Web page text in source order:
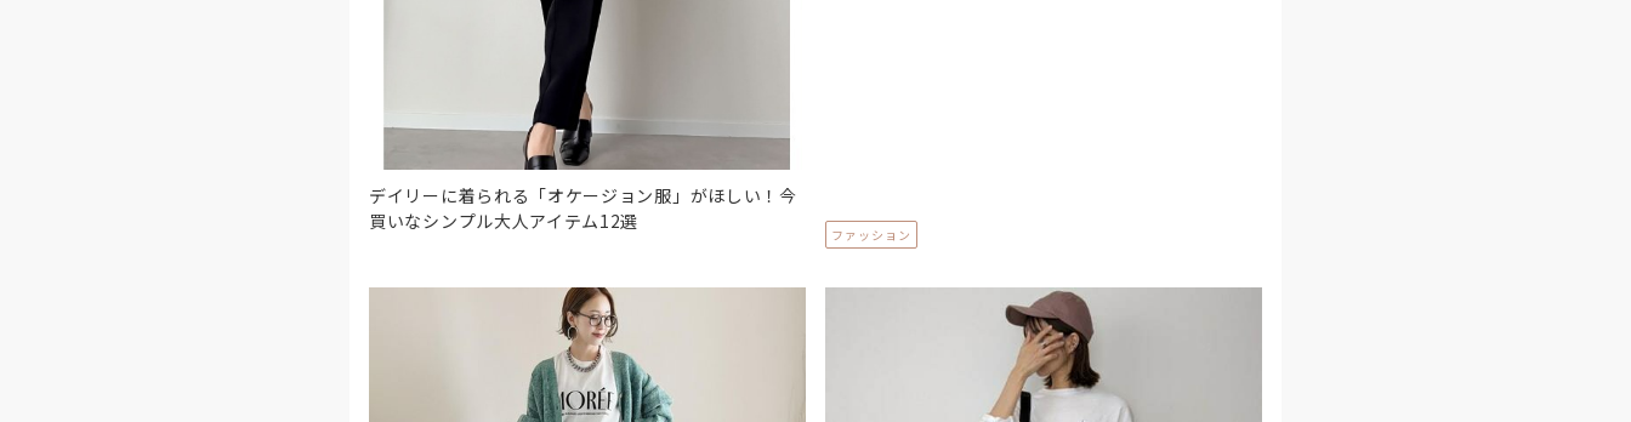
デイリーに着られる「オケージョン服」がほしい！今
買いなシンプル大人アイテム12選
ファッション